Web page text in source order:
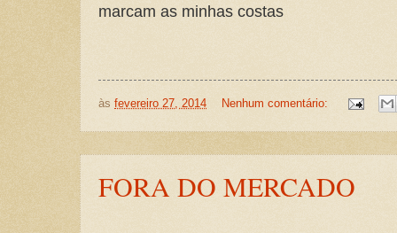
marcam as minhas costas
às fevereiro 27, 2014 Nenhum comentário:
FORA DO MERCADO